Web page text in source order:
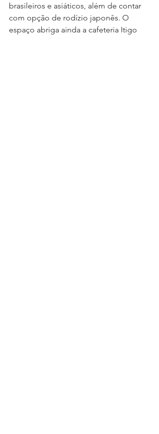
brasileiros e asiáticos, além de contar
com opção de rodízio japonês. O
espaço abriga ainda a cafeteria Itigo